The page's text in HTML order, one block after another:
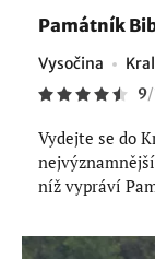
Památník
Vysočina
9/
Vydejte se do
níž vypráví